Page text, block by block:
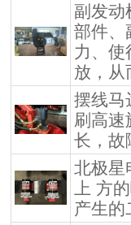
副发动
部件、
力、使
放，从
摆线马
刷高速
长，故
北极星
上 方
产生的